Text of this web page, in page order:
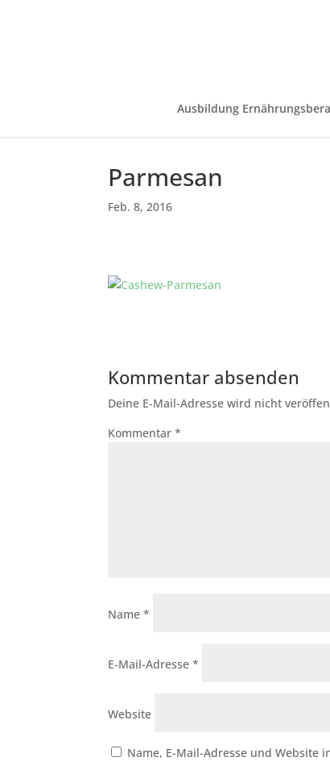
Ausbildung
Parmesan
Feb. 8, 2016
Kommentar absenden
Deine E-Mail-Adresse wird nicht
Kommentar*
Name*
E-Mail-Adresse*
Website
Name, E-Mail-Adresse und Website